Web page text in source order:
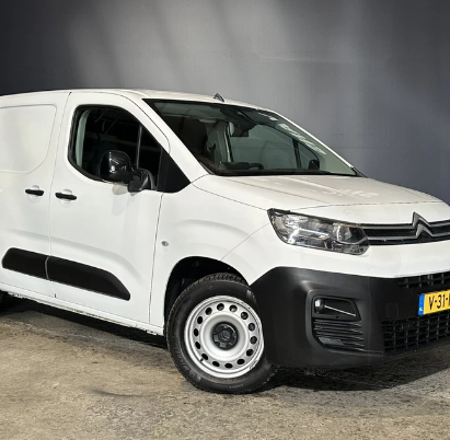
Hele aanbod
Bekijk alle stadsauto’s
EV’s/Hybrides
Bekijk alle electrische auto’s
Bedrijfswagens
Bekijk alle bedrijfswagens
Budgetwagens
Bekijk alle budgetwagens
Audi
(2000+ auto's)
BMW
(2000+ auto's)